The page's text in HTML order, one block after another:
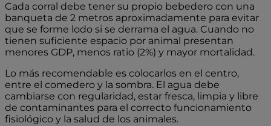
Cada corral debe tener su propio bebedero con una
banqueta de 2 metros aproximadamente para evitar
que se forme lodo si se derrama el agua. Cuando no
tienen suficiente espacio por animal presentan
menores GDP, menos ratio (2%) y mayor mortalidad.
Lo más recomendable es colocarlos en el centro,
entre el comedero y la sombra. El agua debe
cambiarse con regularidad, estar fresca, limpia y libre
de contaminantes para el correcto funcionamiento
fisiológico y la salud de los animales.